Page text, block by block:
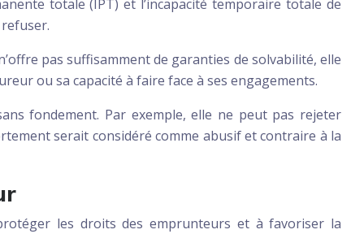
totale (IPT) et l’incapacité temporaire totale de
pas suffisamment de garanties de solvabilité, elle
ou sa capacité à faire face à ses engagements.
fondement. Par exemple, elle ne peut pas rejeter
serait considéré comme abusif et contraire à la
les droits des emprunteurs et à favoriser la